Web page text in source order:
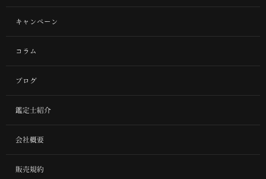
キャンペーン
コラム
ブログ
鑑定士紹介
会社概要
販売規約